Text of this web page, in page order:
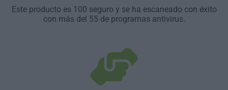
Este producto es 100 seguro y se ha escaneado con éxito
con más del 55 de programas antivirus.